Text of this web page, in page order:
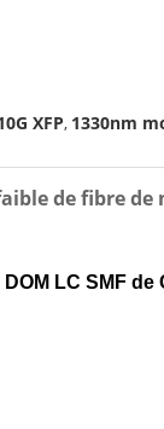
XFP, 1330nm
de fibre
LC SMF